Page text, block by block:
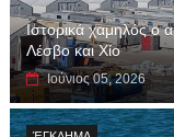
Ιστορικά χαμηλός ο
Λέσβο και Χίο
Ιούνιος 05, 2026